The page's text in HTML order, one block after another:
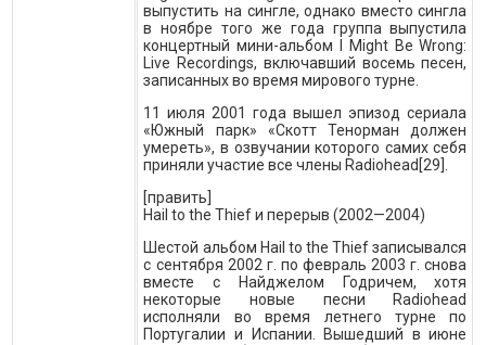
выпустить на сингле, однако вместо сингла
в ноябре того же года группа выпустила
концертный мини-альбом I Might Be Wrong:
Live Recordings, включавший восемь песен,
записанных во время мирового турне.
11 июля 2001 года вышел эпизод сериала
«Южный парк» «Скотт Тенорман должен
умереть», в озвучании которого самих себя
приняли участие все члены Radiohead[29].
[править]
Hail to the Thief и перерыв (2002—2004)
Шестой альбом Hail to the Thief записывался
с сентября 2002 г. по февраль 2003 г. снова
вместе с Найджелом Годричем, хотя
некоторые новые песни Radiohead
исполняли во время летнего турне по
Португалии и Испании. Вышедший в июне